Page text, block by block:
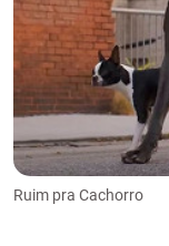
Ruim pra Cachorro